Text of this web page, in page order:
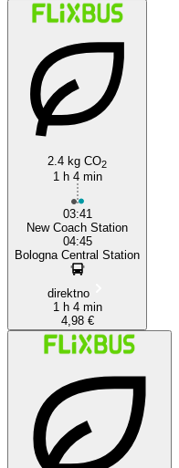
2.4 kg CO2
1 h 4 min
03:41
New Coach Station
04:45
Bologna Central Station
direktno
1 h 4 min
4,98 €